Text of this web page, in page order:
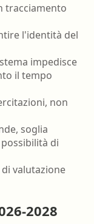
tracciamento
l'identità del
impedisce
il tempo
non
soglia
di
di valutazione
2028